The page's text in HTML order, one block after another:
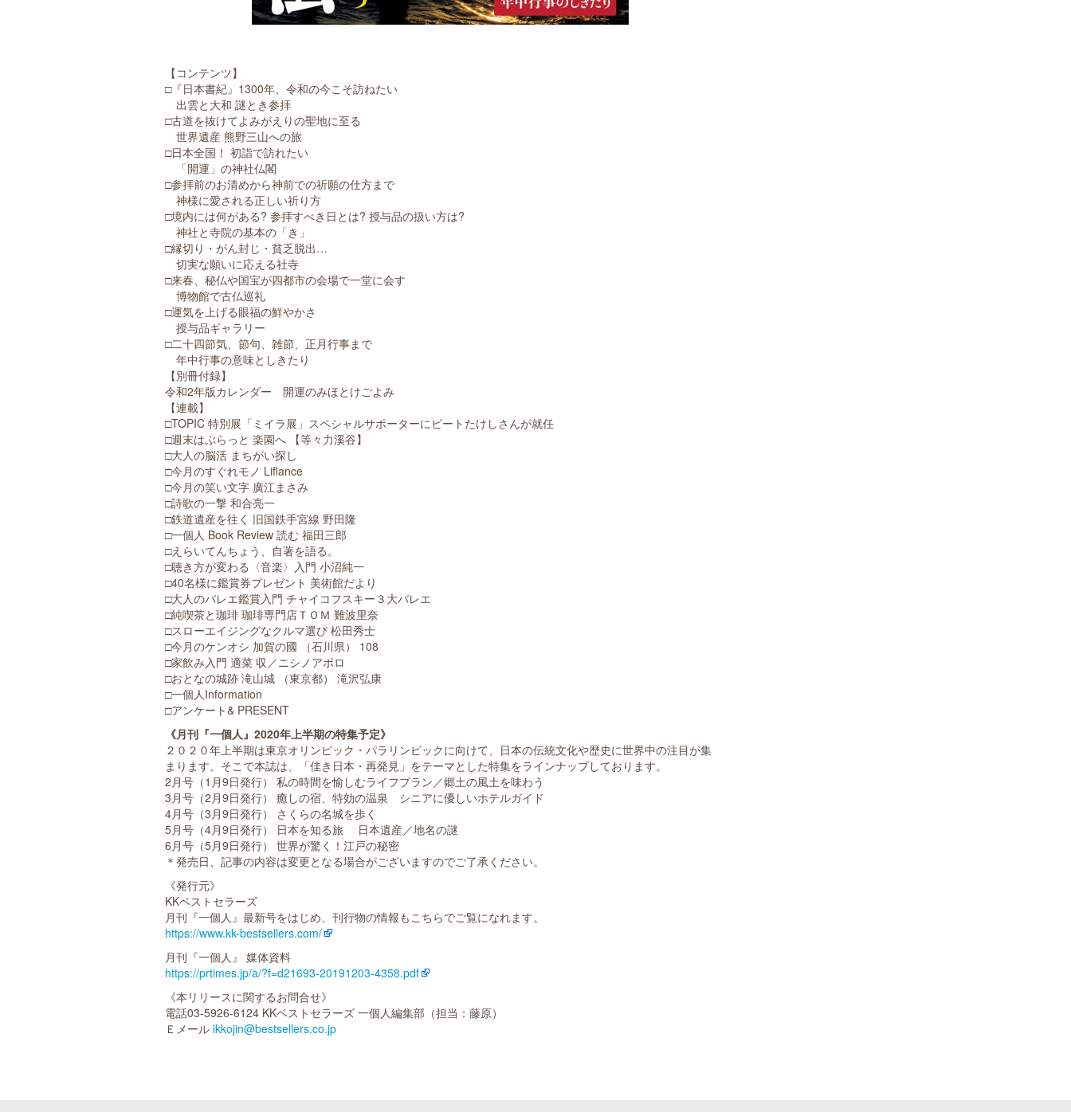
【コンテンツ】
□『日本書紀』1300年、令和の今こそ訪ねたい
出雲と大和 謎とき参拝
□古道を抜けてよみがえりの聖地に至る
世界遺産 熊野三山への旅
□日本全国！ 初詣で訪れたい
「開運」の神社仏閣
□参拝前のお清めから神前での祈願の仕方まで
神様に愛される正しい祈り方
□境内には何がある? 参拝すべき日とは? 授与品の扱い方は?
神社と寺院の基本の「き」
□縁切り・がん封じ・貧乏脱出…
切実な願いに応える社寺
□来春、秘仏や国宝が四都市の会場で一堂に会す
博物館で古仏巡礼
□運気を上げる眼福の鮮やかさ
授与品ギャラリー
□二十四節気、節句、雑節、正月行事まで
年中行事の意味としきたり
【別冊付録】
令和2年版カレンダー 開運のみほとけごよみ
【連載】
□TOPIC 特別展「ミイラ展」スペシャルサポーターにビートたけしさんが就任
□週末はぶらっと 楽園へ 【等々力溪谷】
□大人の脳活 まちがい探し
□今月のすぐれモノ Liflance
□今月の笑い文字 廣江まさみ
□詩歌の一撃 和合亮一
□鉄道遺産を往く 旧国鉄手宮線 野田隆
□一個人 Book Review 読む 福田三郎
□えらいてんちょう、自著を語る。
□聴き方が変わる〈音楽〉入門 小沼純一
□40名様に鑑賞券プレゼント 美術館だより
□大人のバレエ鑑賞入門 チャイコフスキー３大バレエ
□純喫茶と珈琲 珈琲専門店ＴＯＭ 難波里奈
□スローエイジングなクルマ選び 松田秀士
□今月のケンオシ 加賀の國 （石川県） 108
□家飲み入門 適菜 収／ニシノアポロ
□おとなの城跡 滝山城 （東京都） 滝沢弘康
□一個人Information
□アンケート& PRESENT
《月刊『一個人』2020年上半期の特集予定》
２０２０年上半期は東京オリンピック・パラリンピックに向けて、日本の伝統文化や歴史に世界中の注目が集
まります。そこで本誌は、「佳き日本・再発見」をテーマとした特集をラインナップしております。
2月号（1月9日発行） 私の時間を愉しむライフプラン／郷土の風土を味わう
3月号（2月9日発行） 癒しの宿、特効の温泉 シニアに優しいホテルガイド
4月号（3月9日発行） さくらの名城を歩く
5月号（4月9日発行） 日本を知る旅 日本遺産／地名の謎
6月号（5月9日発行） 世界が驚く！江戸の秘密
＊発売日、記事の内容は変更となる場合がございますのでご了承ください。
《発行元》
KKベストセラーズ
月刊『一個人』最新号をはじめ、刊行物の情報もこちらでご覧になれます。
https://www.kk-bestsellers.com/
月刊『一個人』 媒体資料
https://prtimes.jp/a/?f=d21693-20191203-4358.pdf
《本リリースに関するお問合せ》
電話03-5926-6124 KKベストセラーズ 一個人編集部（担当：藤原）
Ｅメール ikkojin@bestsellers.co.jp